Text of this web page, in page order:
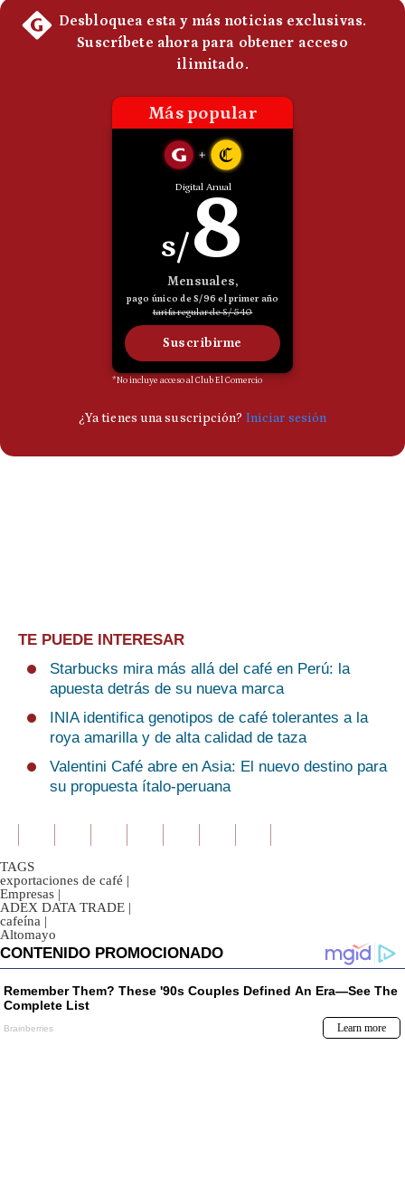
TE PUEDE INTERESAR
Starbucks mira más allá del café en Perú: la
apuesta detrás de su nueva marca
INIA identifica genotipos de café tolerantes a la
roya amarilla y de alta calidad de taza
Valentini Café abre en Asia: El nuevo destino para
su propuesta ítalo-peruana
TAGS
exportaciones de café |
Empresas |
ADEX DATA TRADE |
cafeína |
Altomayo